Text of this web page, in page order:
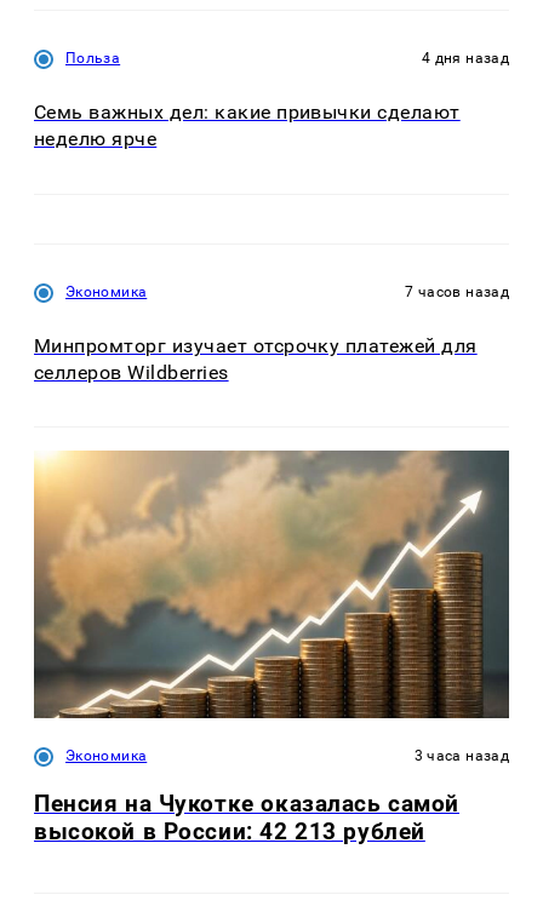
Польза 4 дня назад
Семь важных дел: какие привычки сделают
неделю ярче
Экономика 7 часов назад
Минпромторг изучает отсрочку платежей для
селлеров Wildberries
Экономика 3 часа назад
Пенсия на Чукотке оказалась самой
высокой в России: 42 213 рублей